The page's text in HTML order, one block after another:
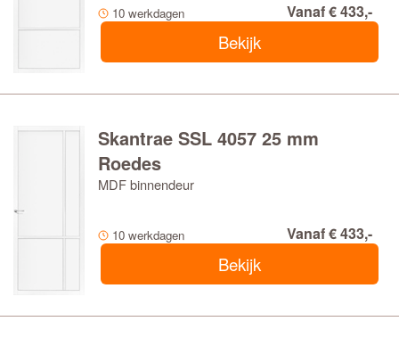
10 werkdagen Vanaf € 433,-
Bekijk
Skantrae SSL 4057 25 mm
Roedes
MDF binnendeur
10 werkdagen Vanaf € 433,-
Bekijk